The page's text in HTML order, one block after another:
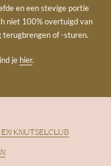
en een stevige portie
niet 100% overtuigd van
of -sturen.
je hier.
EN KNUTSELCLUB